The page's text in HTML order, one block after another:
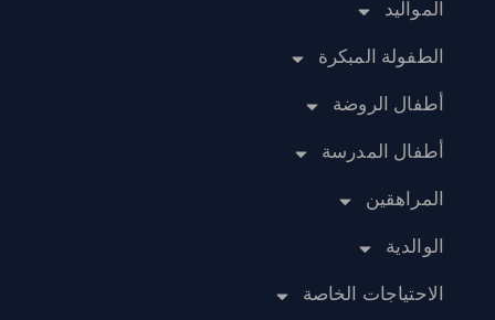
المواليد
الطفولة المبكرة
أطفال الروضة
أطفال المدرسة
المراهقين
الوالدية
الاحتياجات الخاصة